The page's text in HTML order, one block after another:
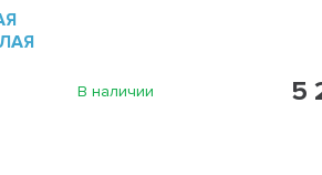
В наличии 5